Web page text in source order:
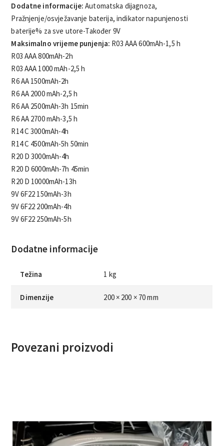
Dodatne informacije: Automatska dijagnoza,
Pražnjenje/osvježavanje baterija, indikator napunjenosti
baterije% za sve utore-Također 9V
Maksimalno vrijeme punjenja: R03 AAA 600mAh-1,5 h
R03 AAA 800mAh-2h
R03 AAA 1000 mAh-2,5 h
R6 AA 1500mAh-2h
R6 AA 2000 mAh-2,5 h
R6 AA 2500mAh-3h 15min
R6 AA 2700 mAh-3,5 h
R14 C 3000mAh-4h
R14 C 4500mAh-5h 50min
R20 D 3000mAh-4h
R20 D 6000mAh-7h 45min
R20 D 10000mAh-13h
9V 6F22 150mAh-3h
9V 6F22 200mAh-4h
9V 6F22 250mAh-5h
Dodatne informacije
Težina 1 kg
Dimenzije 200 × 200 × 70 mm
Povezani proizvodi